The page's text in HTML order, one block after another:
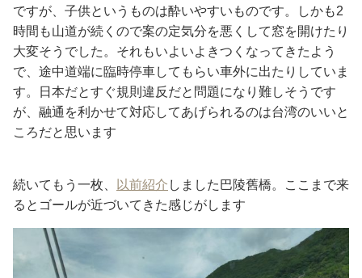
ですが、子供というものは酔いやすいものです。しかも2
時間も山道が続くので案の定気分を悪くして窓を開けたり
大変そうでした。それもいよいよきつくなってきたよう
で、途中道端に臨時停車してもらい車外に出たりしていま
す。日本だとすぐ規則違反だと問題になり難しそうです
が、融通を利かせて対応してあげられるのは台湾のいいと
ころだと思います
続いてもう一枚、 以前紹介 しました巴陵舊橋。ここまで来
るとゴールが近づいてきた感じがします